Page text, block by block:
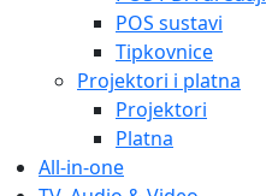
POS sustavi
Tipkovnice
Projektori i platna
Projektori
Platna
All-in-one